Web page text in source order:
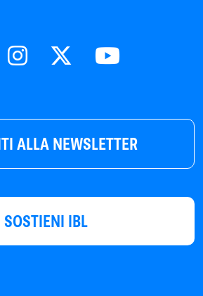
ALLA NEWSLETTER
SOSTIENI IBL